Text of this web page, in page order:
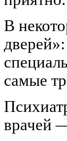
В
самые
врачей